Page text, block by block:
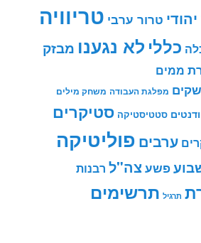
טרור ערבי טריוויה
כללי לא נגענו מבזק
ממים
מפלגת העבודה משחק מילים
סטטיסטיקה סטיקרים
ערבים פוליטיקה
פשעצה"ל רבנות
תרגיל תרשימים